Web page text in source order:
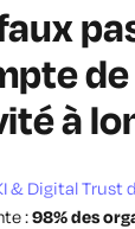
de
à
& Digital Trust
:98% des